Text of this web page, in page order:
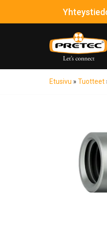
Etusivu » Tuotteet